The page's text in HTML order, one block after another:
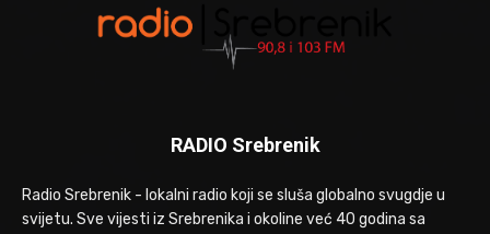
RADIO Srebrenik
Radio Srebrenik - lokalni radio koji se sluša globalno svugdje u
svijetu. Sve vijesti iz Srebrenika i okoline već 40 godina sa